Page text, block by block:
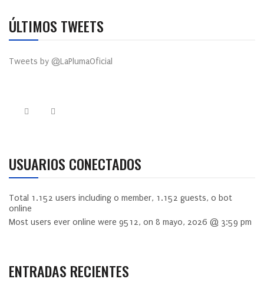
ÚLTIMOS TWEETS
Tweets by @LaPlumaOficial
USUARIOS CONECTADOS
Total 1.152 users including 0 member, 1.152 guests, 0 bot
online
Most users ever online were 9512, on 8 mayo, 2026 @ 3:59 pm
ENTRADAS RECIENTES